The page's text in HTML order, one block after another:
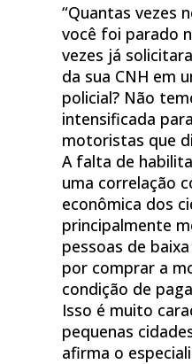
“Quantas vezes
você foi parado
vezes já
da sua CNH em
policial? Não
intensificada
motoristas que
A falta de
uma correlação
econômica dos
principalmente
pessoas de
por comprar a
condição de
Isso é muito
pequenas
afirma o